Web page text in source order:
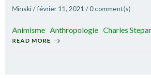
Minski/février 11, 2021 /0comment(s)
Animisme Anthropologie Charles
READ MORE